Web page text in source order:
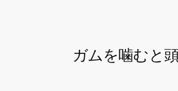
ガムを噛むと